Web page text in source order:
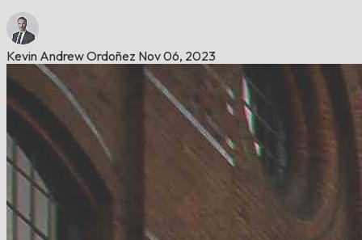
Kevin Andrew Ordoñez Nov 06, 2023